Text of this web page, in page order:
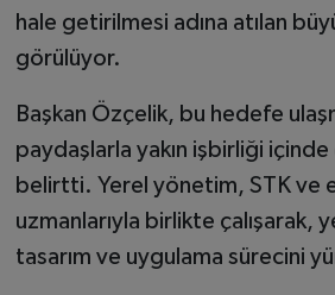
hale getirilmesi adına atılan
görülüyor.
Başkan Özçelik, bu hedefe
paydaşlarla yakın işbirliği içinde
belirtti. Yerel yönetim, STK ve
uzmanlarıyla birlikte çalışarak,
tasarım ve uygulama sürecini